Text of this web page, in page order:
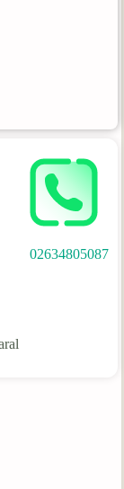
02634805087‎‎